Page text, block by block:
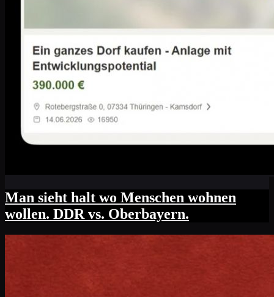
Man sieht halt wo Menschen wohnen
wollen. DDR vs. Oberbayern.